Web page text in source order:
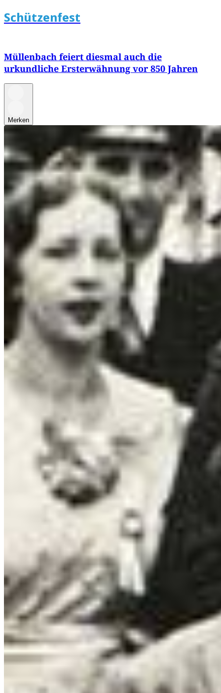
Schützenfest
Müllenbach feiert diesmal auch die
urkundliche Ersterwähnung vor 850 Jahren
Merken